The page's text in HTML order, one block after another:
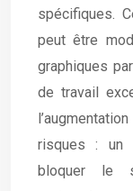
spécifiques.
peut être
graphiques
de travail
risques : un
bloquer le